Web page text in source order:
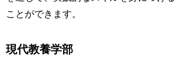
ことができます。
現代教養学部